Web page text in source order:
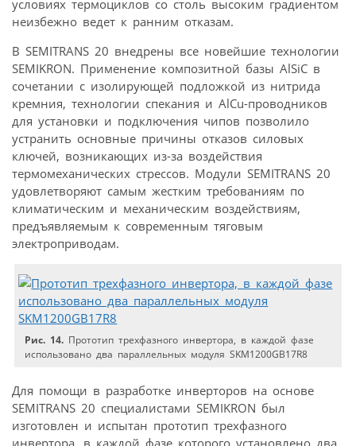
условиях термоциклов со столь высоким градиентом
неизбежно ведет к ранним отказам.
В SEMITRANS 20 внедрены все новейшие технологии
SEMIKRON. Применение композитной базы AlSiC в
сочетании с изолирующей подложкой из нитрида
кремния, технологии спекания и AlCu-проводников
для установки и подключения чипов позволило
устранить основные причины отказов силовых
ключей, возникающих из-за воздействия
термомеханических стрессов. Модули SEMITRANS 20
удовлетворяют самым жестким требованиям по
климатическим и механическим воздействиям,
предъявляемым к современным тяговым
электроприводам.
Рис. 14. Прототип трехфазного инвертора, в каждой фазе
использовано два параллельных модуля SKM1200GB17R8
Для помощи в разработке инверторов на основе
SEMITRANS 20 специалистами SEMIKRON был
изготовлен и испытан прототип трехфазного